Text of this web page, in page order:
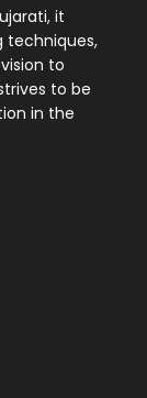
it
techniques,
to
to be
in the